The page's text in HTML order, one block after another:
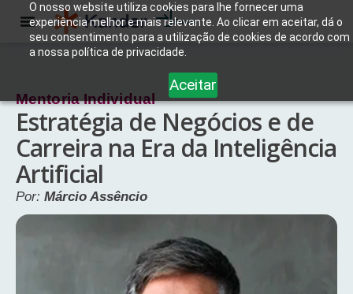
O nosso website utiliza cookies para lhe fornecer uma
experiência melhor e mais relevante. Ao clicar em aceitar, dá o
seu consentimento para a utilização de cookies de acordo com
a nossa política de privacidade.
Aceitar
Entrar
Mentoria Individual
Estratégia de Negócios e de
Carreira na Era da Inteligência
Artificial
Por: Márcio Assêncio